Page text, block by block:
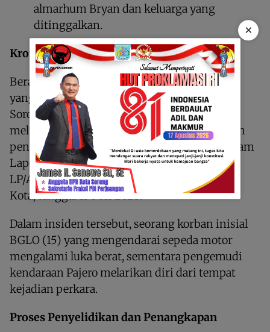
almarhum Bryan dan keluarga yang
ditinggalkan.
Kronologi Kejadian
Berawal dari peristiwa kecelakaan lalu lintas
yang terjadi di Jalan Yos Sudarso, Lido, Kota
Sorong pada tanggal 17 Mei 2026 yang
melibatkan pengendara sepeda motor dengan
pengemudi mobil sebagaimana tertuang dalam
Laporan Polisi Nomor:
LP/A/79/V/2026/Spkt/Lantas Polresta Sorong
Kota, tanggal 19 Mei 2026.
Dalam insiden tersebut, seorang korban inisial
BGLO (15) yang mengendarai sepeda motor
mengalami luka berat, sementara pengemudi
kendaraan Pajero melarikan diri dari tempat
kejadian perkara.
Proses Penyelidikan dan Penangkapan
×